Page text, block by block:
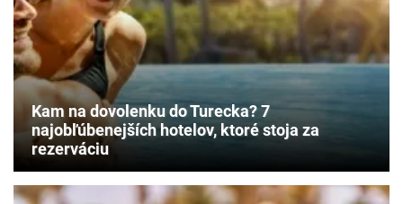
Kam na dovolenku do Turecka? 7
najobľúbenejších hotelov, ktoré stoja za
rezerváciu